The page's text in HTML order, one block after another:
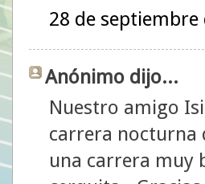
28 de septiembre
Anónimo dijo...
Nuestro amigo
carrera nocturna
una carrera muy